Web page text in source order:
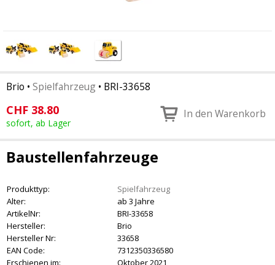
Brio • Spielfahrzeug • BRI-33658
CHF 38.80
sofort, ab Lager
In den Warenkorb
Baustellenfahrzeuge
Produkttyp:
Spielfahrzeug
Alter:
ab 3 Jahre
ArtikelNr:
BRI-33658
Hersteller:
Brio
Hersteller Nr:
33658
EAN Code:
7312350336580
Erschienen im:
Oktober 2021